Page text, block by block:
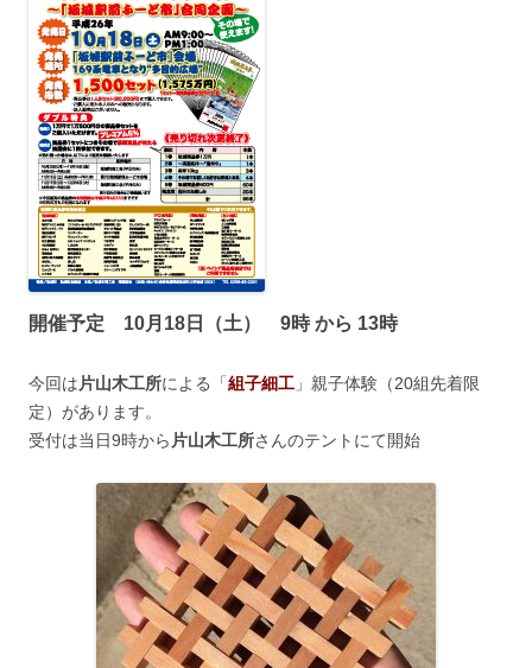
開催予定 10月18日（土） 9時 から 13時
今回は片山木工所による「組子細工 」親子体験（20組先着限
定）があります。
受付は当日9時から片山木工所さんのテントにて開始